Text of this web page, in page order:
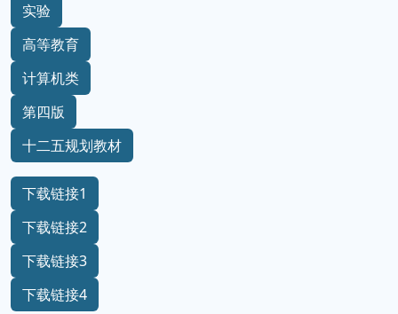
实验
高等教育
计算机类
第四版
十二五规划教材
下载链接1
下载链接2
下载链接3
下载链接4